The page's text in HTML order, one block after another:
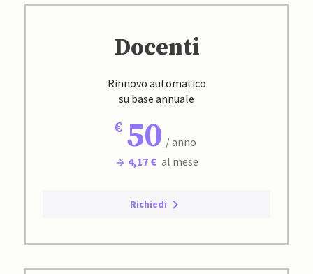
Docenti
Rinnovo automatico
su base annuale
50 / anno
4,17 € al mese
Richiedi